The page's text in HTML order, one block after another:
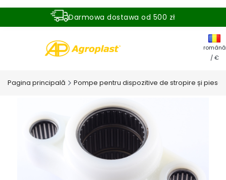
Darmowa dostawa od 500 zł
română
/ €
Pagina principală Pompe pentru dispozitive de stropire și